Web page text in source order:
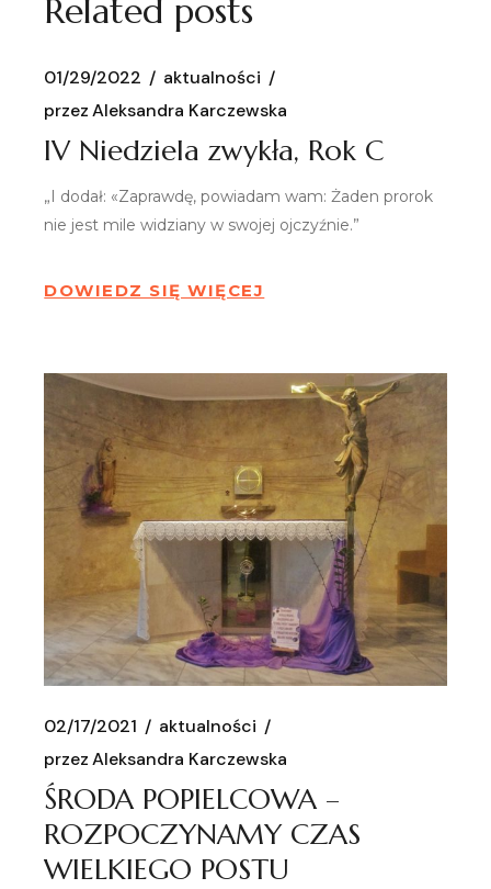
Related posts
01/29/2022
aktualności
przez Aleksandra Karczewska
IV Niedziela zwykła, Rok C
„I dodał: «Zaprawdę, powiadam wam: Żaden prorok
nie jest mile widziany w swojej ojczyźnie.”
DOWIEDZ SIĘ WIĘCEJ
02/17/2021
aktualności
przez Aleksandra Karczewska
ŚRODA POPIELCOWA –
ROZPOCZYNAMY CZAS
WIELKIEGO POSTU